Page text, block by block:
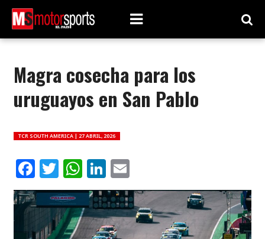
Magra cosecha para los
uruguayos en San Pablo
TCR SOUTH AMERICA | 27 ABRIL, 2026
Facebook
Twitter
WhatsApp
LinkedIn
Email